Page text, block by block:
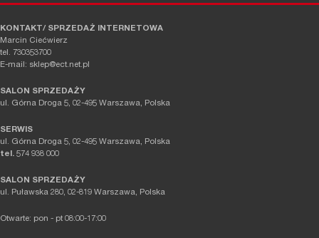
KONTAKT/ SPRZEDAŻ INTERNETOWA
Marcin Ciećwierz
tel. 730353700
E-mail: sklep@ect.net.pl
SALON SPRZEDAŻY
ul. Górna Droga 5, 02-495 Warszawa, Polska
SERWIS
ul. Górna Droga 5, 02-495 Warszawa, Polska
tel. 574 938 000
SALON SPRZEDAŻY
ul. Puławska 280, 02-819 Warszawa, Polska
Otwarte: pon - pt 08:00-17:00